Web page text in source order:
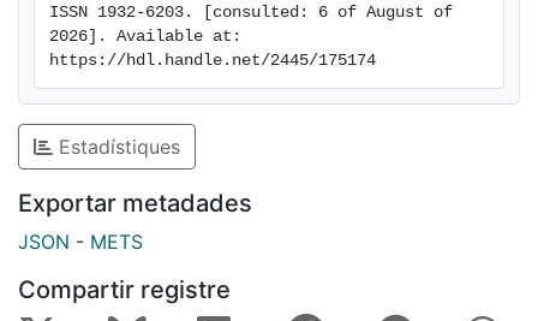
model, in which USP25m is regulated through
alternative conjugation of ubiquitin (activating) or
SUMO (inhibiting) to the same lysine residue (K99),
which may promote the interaction with distinct
intramolecular regulatory domains.
ISSN 1932-6203. [consulted: 6 of August of
2026]. Available at:
https://hdl.handle.net/2445/175174
Estadístiques
Exportar metadades
JSON - METS
Compartir registre